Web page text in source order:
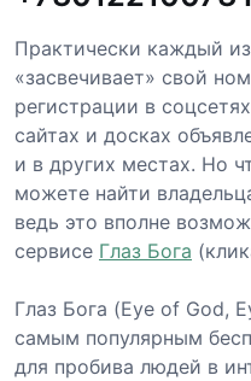
Практически каждый
«засвечивает» свой
регистрации в
сайтах и досках
и в других местах. Но
можете найти
ведь это вполне
сервисе Глаз Бога
Глаз Бога (Eye of God,
самым популярным
для пробива людей в